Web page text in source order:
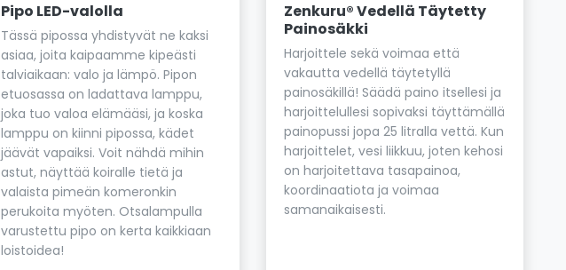
Pipo LED-valolla
Tässä pipossa yhdistyvät ne kaksi
asiaa, joita kaipaamme kipeästi
talviaikaan: valo ja lämpö. Pipon
etuosassa on ladattava lamppu,
joka tuo valoa elämääsi, ja koska
lamppu on kiinni pipossa, kädet
jäävät vapaiksi. Voit nähdä mihin
astut, näyttää koiralle tietä ja
valaista pimeän komeronkin
perukoita myöten. Otsalampulla
varustettu pipo on kerta kaikkiaan
loistoidea!
Zenkuru® Vedellä Täytetty
Painosäkki
Harjoittele sekä voimaa että
vakautta vedellä täytetyllä
painosäkillä! Säädä paino itsellesi ja
harjoittelullesi sopivaksi täyttämällä
painopussi jopa 25 litralla vettä. Kun
harjoittelet, vesi liikkuu, joten kehosi
on harjoitettava tasapainoa,
koordinaatiota ja voimaa
samanaikaisesti.